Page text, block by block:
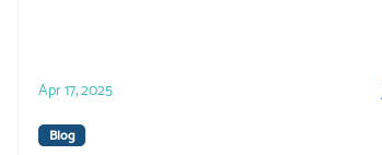
Apr 17, 2025
Blog